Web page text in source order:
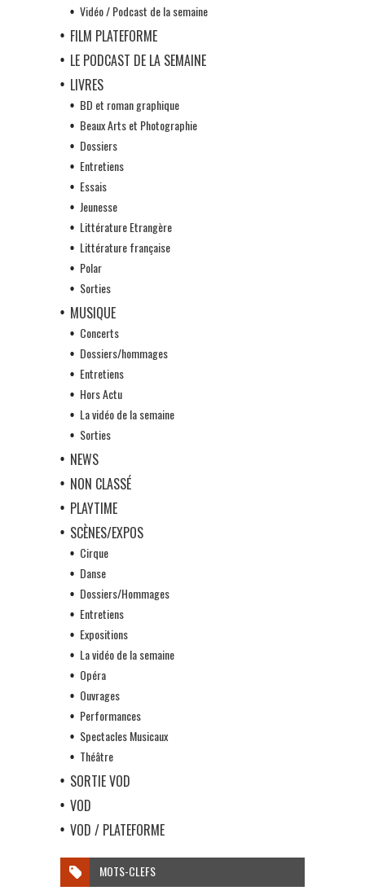
Vidéo / Podcast de la semaine
FILM PLATEFORME
LE PODCAST DE LA SEMAINE
LIVRES
BD et roman graphique
Beaux Arts et Photographie
Dossiers
Entretiens
Essais
Jeunesse
Littérature Etrangère
Littérature française
Polar
Sorties
MUSIQUE
Concerts
Dossiers/hommages
Entretiens
Hors Actu
La vidéo de la semaine
Sorties
NEWS
NON CLASSÉ
PLAYTIME
SCÈNES/EXPOS
Cirque
Danse
Dossiers/Hommages
Entretiens
Expositions
La vidéo de la semaine
Opéra
Ouvrages
Performances
Spectacles Musicaux
Théâtre
SORTIE VOD
VOD
VOD / PLATEFORME
MOTS-CLEFS